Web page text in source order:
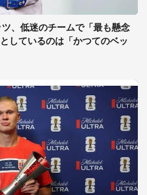
ツ、低迷のチームで「最も懸念
しているのは「かつてのベッ